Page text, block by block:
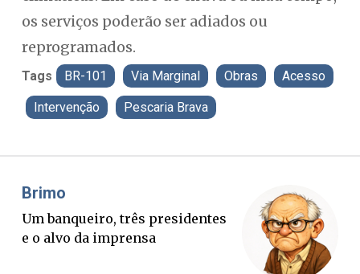
os serviços poderão ser adiados ou
reprogramados.
Tags BR-101 Via Marginal Obras Acesso
Intervenção Pescaria Brava
Misael Elias
O Boato corre mais rápido que a
verdade. Mas quem paga a